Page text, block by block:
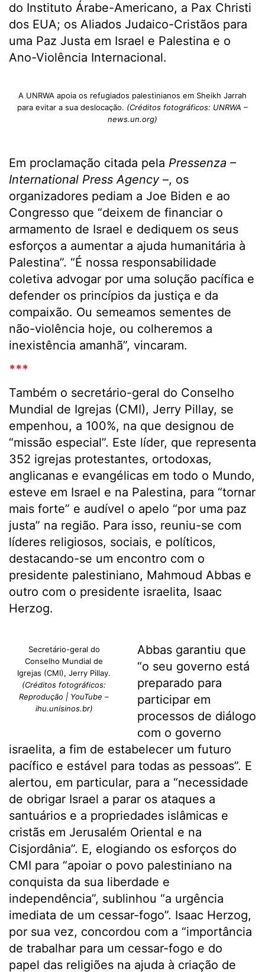
do Instituto Árabe-Americano, a Pax Christi
dos EUA; os Aliados Judaico-Cristãos para
uma Paz Justa em Israel e Palestina e o
Ano-Violência Internacional.
A UNRWA apoia os refugiados palestinianos em Sheikh Jarrah
para evitar a sua deslocação. (Créditos fotográficos: UNRWA –
news.un.org)
Em proclamação citada pela Pressenza –
International Press Agency–, os
organizadores pediam a Joe Biden e ao
Congresso que “deixem de financiar o
armamento de Israel e dediquem os seus
esforços a aumentar a ajuda humanitária à
Palestina”. “É nossa responsabilidade
coletiva advogar por uma solução pacífica e
defender os princípios da justiça e da
compaixão. Ou semeamos sementes de
não-violência hoje, ou colheremos a
inexistência amanhã”, vincaram.
***
Também o secretário-geral do Conselho
Mundial de Igrejas (CMI), Jerry Pillay, se
empenhou, a 100%, na que designou de
“missão especial”. Este líder, que representa
352 igrejas protestantes, ortodoxas,
anglicanas e evangélicas em todo o Mundo,
esteve em Israel e na Palestina, para “tornar
mais forte” e audível o apelo “por uma paz
justa” na região. Para isso, reuniu-se com
líderes religiosos, sociais, e políticos,
destacando-se um encontro com o
presidente palestiniano, Mahmoud Abbas e
outro com o presidente israelita, Isaac
Herzog.
Secretário-geral do
Conselho Mundial de
Igrejas (CMI), Jerry Pillay.
(Créditos fotográficos:
Reprodução | YouTube –
ihu.unisinos.br)
Abbas garantiu que
“o seu governo está
preparado para
participar em
processos de diálogo
com o governo
israelita, a fim de estabelecer um futuro
pacífico e estável para todas as pessoas”. E
alertou, em particular, para a “necessidade
de obrigar Israel a parar os ataques a
santuários e a propriedades islâmicas e
cristãs em Jerusalém Oriental e na
Cisjordânia”. E, elogiando os esforços do
CMI para “apoiar o povo palestiniano na
conquista da sua liberdade e
independência”, sublinhou “a urgência
imediata de um cessar-fogo”. Isaac Herzog,
por sua vez, concordou com a “importância
de trabalhar para um cessar-fogo e do
papel das religiões na ajuda à criação de